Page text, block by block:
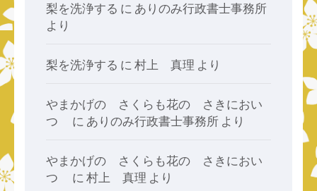
梨を洗浄する に ありのみ行政書士事務所
より
梨を洗浄する に村上 真理 より
やまかげの さくらも花の さきにおい
つゝ
に ありのみ行政書士事務所 より
やまかげの さくらも花の さきにおい
つゝ
に村上 真理 より